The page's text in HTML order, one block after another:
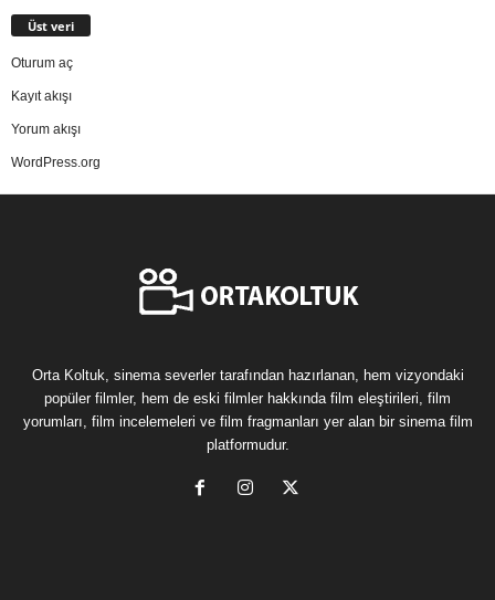
Üst veri
Oturum aç
Kayıt akışı
Yorum akışı
WordPress.org
Orta Koltuk, sinema severler tarafından hazırlanan, hem vizyondaki
popüler filmler, hem de eski filmler hakkında film eleştirileri, film
yorumları, film incelemeleri ve film fragmanları yer alan bir sinema film
platformudur.